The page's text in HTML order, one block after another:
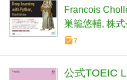
Francois
巣籠悠輔 株
7
公式TOEIC